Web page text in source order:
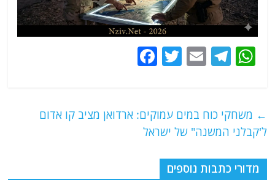
W
s
A
p
p
T
g
ra
m
E
l
T
er
e
o
← משחקי כוח במים עמוקים: ארדואן מציב קו אדום
ל'קבלני המשנה" של ישראל
מדורי כתבות נוספים